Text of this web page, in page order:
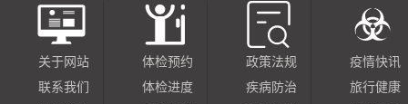
关于网站
联系我们
体检预约
体检进度
政策法规
疾病防治
疫情快讯
旅行健康